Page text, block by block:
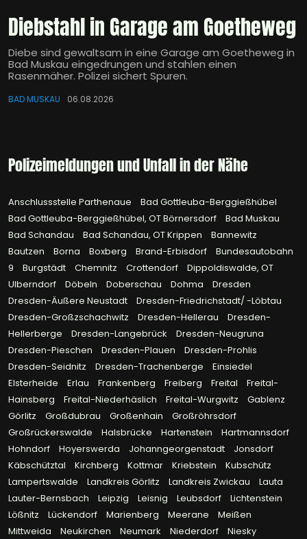
Diebstahl in Garage am Goetheweg
Diebe sind gewaltsam in eine Garage am Goetheweg in
Bad Muskau eingedrungen und stahlen einen
Rasenmäher. Polizei sichert Spuren.
BAD MUSKAU 06.08.2026
Polizeimeldungen und Unfall in der Nähe
Anschlussstelle Parthenaue
Bad Gottleuba-Berggießhübel
Bad Gottleuba-Berggießhübel, OT Börnersdorf
Bad Muskau
Bad Schandau
Bad Schandau, OT Krippen
Bannewitz
Bautzen
Borna Boxberg Brand-Erbisdorf
Bundesautobahn
9
Burgstädt Chemnitz Crottendorf
Dippoldiswalde, OT
Ulberndorf
Döbeln Doberschau Dohma
Dresden
Dresden-Äußere Neustadt
Dresden-Friedrichstadt/ -Löbtau
Dresden-Großzschachwitz
Dresden-Hellerau
Dresden-
Hellerberge
Dresden-Langebrück
Dresden-Neugruna
Dresden-Pieschen
Dresden-Plauen
Dresden-Prohlis
Dresden-Seidnitz
Dresden-Trachenberge
Einsiedel
Elsterheide
Erlau Frankenberg Freiberg Freital
Freital-
Hainsberg
Freital-Niederhäslich Freital-Wurgwitz
Gablenz
Görlitz
Großdubrau Großenhain
Großröhrsdorf
Großrückerswalde
Halsbrücke Hartenstein
Hartmannsdorf
Hohndorf
Hoyerswerda Johanngeorgenstadt
Jonsdorf
Käbschütztal
Kirchberg Kottmar Kriebstein
Kubschütz
Lampertswalde
Landkreis Görlitz Landkreis Zwickau
Lauta
Lauter-Bernsbach
Leipzig Leisnig Leubsdorf
Lichtenstein
Lößnitz
Lückendorf Marienberg Meerane
Meißen
Mittweida
Neukirchen Neumark Niederdorf
Niesky